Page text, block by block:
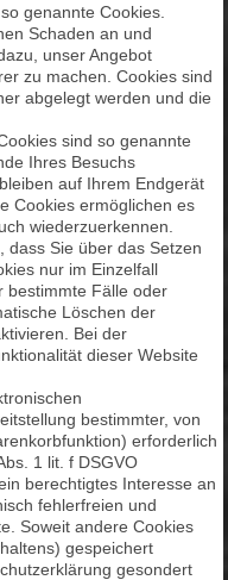
genannte Cookies.
Schaden an und
unser Angebot
zu machen. Cookies sind
abgelegt werden und die
sind so genannte
Ihres Besuchs
auf Ihrem Endgerät
Cookies ermöglichen es
wiederzuerkennen.
dass Sie über das Setzen
nur im Einzelfall
bestimmte Fälle oder
Löschen der
Bei der
dieser Website
bestimmter, von
erforderlich
1 lit. f DSGVO
berechtigtes Interesse an
fehlerfreien und
Soweit andere Cookies
gespeichert
gesondert